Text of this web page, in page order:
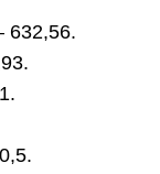
632,56.